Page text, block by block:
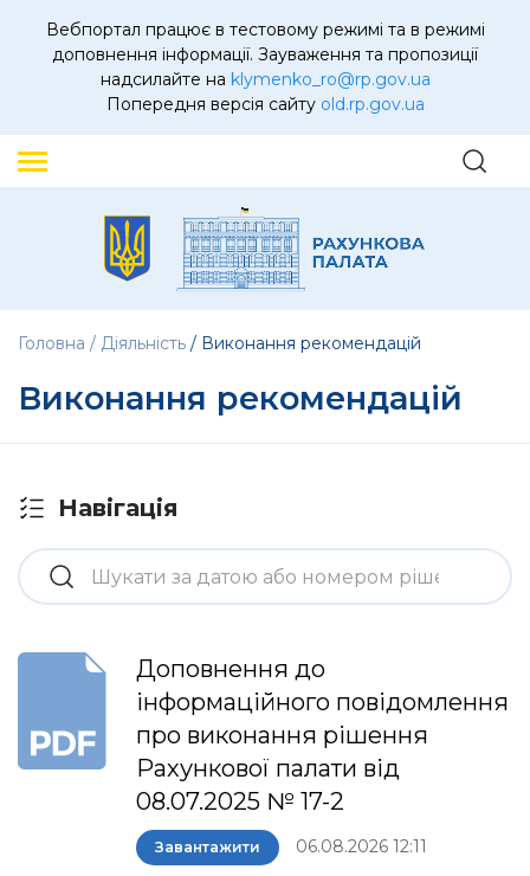
Вебпортал працює в тестовому режимі та в режимі
доповнення інформації. Зауваження та пропозиції
надсилайте на klymenko_ro@rp.gov.ua
Попередня версія сайту old.rp.gov.ua
Головна Діяльність Виконання рекомендацій
Виконання рекомендацій
Навігація
Доповнення до
інформаційного повідомлення
про виконання рішення
Рахункової палати від
08.07.2025 № 17-2
Завантажити 06.08.2026 12:11